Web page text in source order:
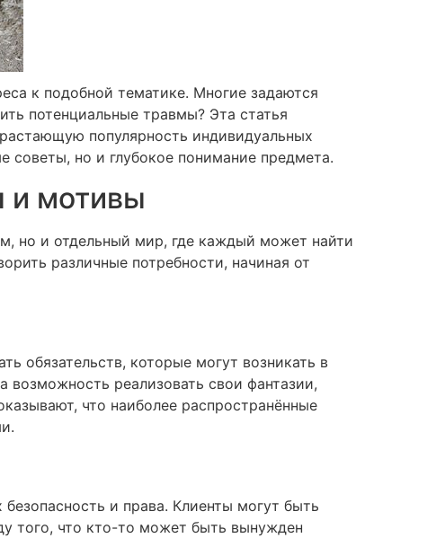
к подобной тематике. Многие задаются
потенциальные травмы? Эта статья
популярность индивидуальных
советы, но и глубокое понимание предмета.
и мотивы
но и отдельный мир, где каждый может найти
различные потребности, начиная от
обязательств, которые могут возникать в
реализовать свои фантазии,
что наиболее распространённые
и права. Клиенты могут быть
того, что кто-то может быть вынужден